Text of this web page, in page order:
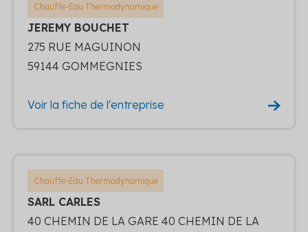
Chauffe-Eau Thermodynamique
JEREMY BOUCHET
275 RUE MAGUINON
59144 GOMMEGNIES
Voir la fiche de l'entreprise
Chauffe-Eau Thermodynamique
SARL CARLES
40 CHEMIN DE LA GARE 40 CHEMIN DE LA